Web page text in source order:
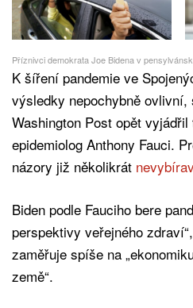
Příznivci demokrata Joe Bidena v
K šíření pandemie ve
výsledky nepochybně
Washington Post opět
epidemiolog Anthony Fauci.
názory již několikrát
Biden podle Fauciho bere
perspektivy veřejného
zaměřuje spíše na
země“.